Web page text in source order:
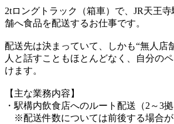
2tロングトラック（箱車）で、JR天王
舗へ食品を配送するお仕事です。
配送先は決まっていて、しかも“無人店
人と話すこともほとんどなく、自分の
けます。
【主な業務内容】
・駅構内飲食店へのルート配送（2～3拠
※配送件数については前後する場合が